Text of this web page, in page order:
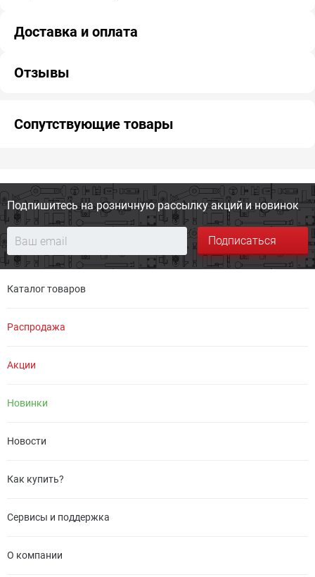
Доставка и оплата
Отзывы
Сопутствующие товары
Подпишитесь на розничную рассылку акций и новинок
Подписаться
Каталог товаров
Распродажа
Акции
Новинки
Новости
Как купить?
Сервисы и поддержка
О компании